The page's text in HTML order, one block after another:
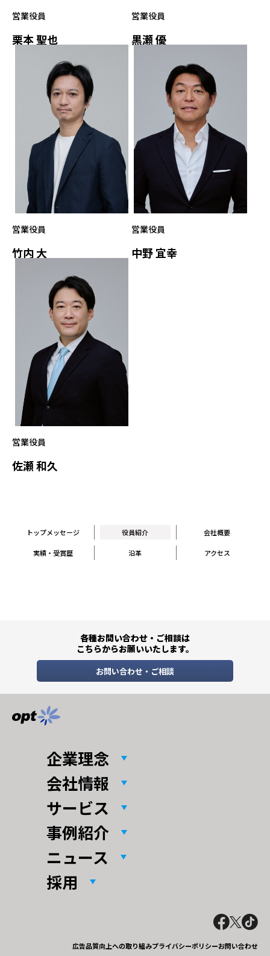
営業役員
栗本 聖也
営業役員
黒瀬 優
営業役員
竹内 大
営業役員
中野 宜幸
営業役員
佐瀬 和久
トップメッセージ 役員紹介 会社概要
実績・受賞歴 沿革 アクセス
各種お問い合わせ・ご相談は
こちらからお願いいたします。
お問い合わせ・ご相談
企業理念
会社情報
サービス
事例紹介
ニュース
採用
広告品質向上への取り組みプライバシーポリシーお問い合わせ